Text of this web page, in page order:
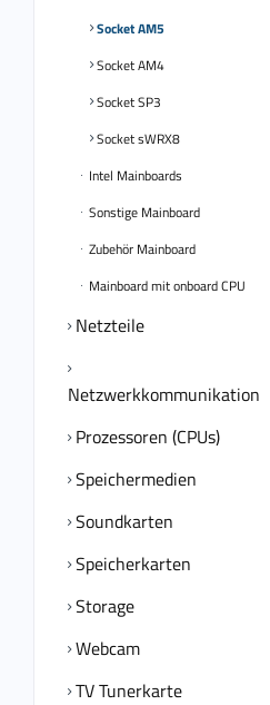
Socket AM5
Socket AM4
Socket SP3
Socket sWRX8
Intel Mainboards
Sonstige Mainboard
Zubehör Mainboard
Mainboard mit onboard CPU
Netzteile
Netzwerkkommunikation
Prozessoren (CPUs)
Speichermedien
Soundkarten
Speicherkarten
Storage
Webcam
TV Tunerkarte